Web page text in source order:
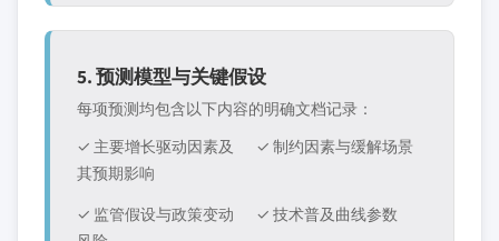
5. 预测模型与关键假设
每项预测均包含以下内容的明确文档记录：
✓ 主要增长驱动因素及
其预期影响
✓ 制约因素与缓解场景
✓ 监管假设与政策变动
✓ 技术普及曲线参数